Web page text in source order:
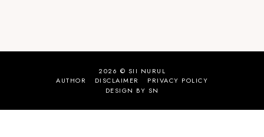
2026 © SII NURUL
AUTHOR
DISCLAIMER
PRIVACY POLICY
DESIGN BY SN